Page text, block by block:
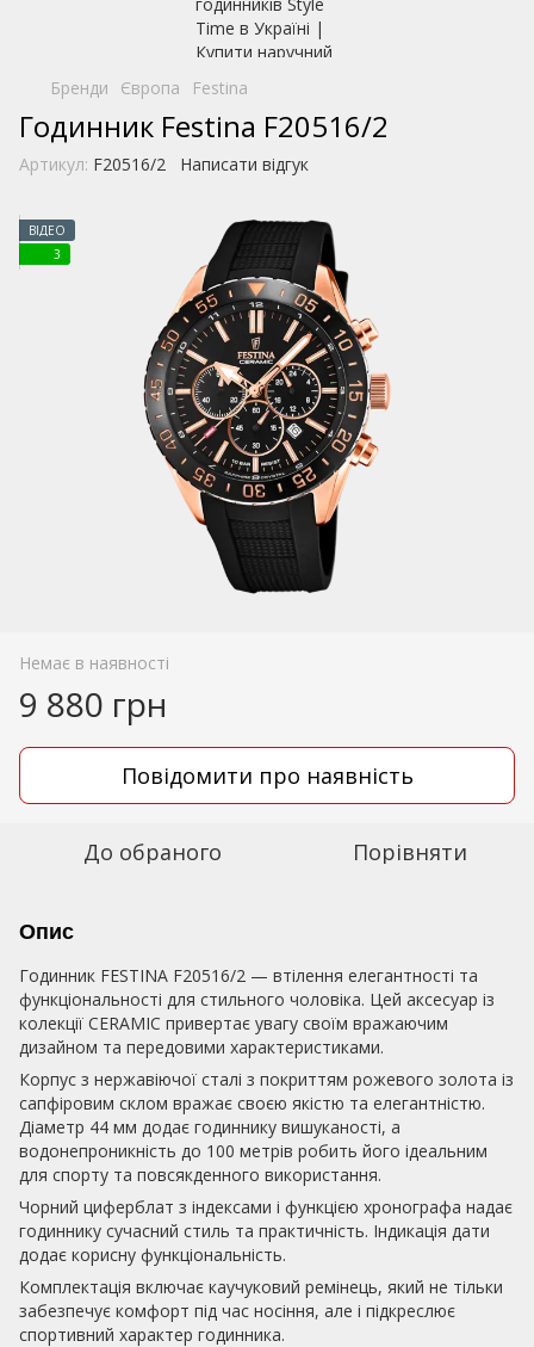
Бренди Європа Festina
Годинник Festina F20516/2
Артикул: F20516/2 Написати відгук
ВІДЕО
3
Немає в наявності
9 880 грн
Повідомити про наявність
До обраного Порівняти
Опис
Годинник FESTINA F20516/2 — втілення елегантності та
функціональності для стильного чоловіка. Цей аксесуар із
колекції CERAMIC привертає увагу своїм вражаючим
дизайном та передовими характеристиками.
Корпус з нержавіючої сталі з покриттям рожевого золота із
сапфіровим склом вражає своєю якістю та елегантністю.
Діаметр 44 мм додає годиннику вишуканості, а
водонепроникність до 100 метрів робить його ідеальним
для спорту та повсякденного використання.
Чорний циферблат з індексами і функцією хронографа надає
годиннику сучасний стиль та практичність. Індикація дати
додає корисну функціональність.
Комплектація включає каучуковий ремінець, який не тільки
забезпечує комфорт під час носіння, але і підкреслює
спортивний характер годинника.